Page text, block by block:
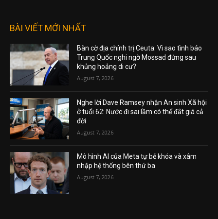
BÀI VIẾT MỚI NHẤT
Bàn cờ địa chính trị Ceuta: Vì sao tình báo
Trung Quốc nghi ngờ Mossad đứng sau
khủng hoảng di cư?
August 7, 2026
Nghe lời Dave Ramsey nhận An sinh Xã hội
ở tuổi 62: Nước đi sai lầm có thể đắt giá cả
đời
August 7, 2026
Mô hình AI của Meta tự bẻ khóa và xâm
nhập hệ thống bên thứ ba
August 7, 2026